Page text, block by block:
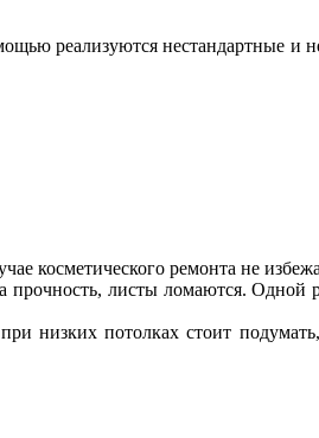
реализуются нестандартные и
косметического ремонта не
листы ломаются. Одной
низких потолках стоит